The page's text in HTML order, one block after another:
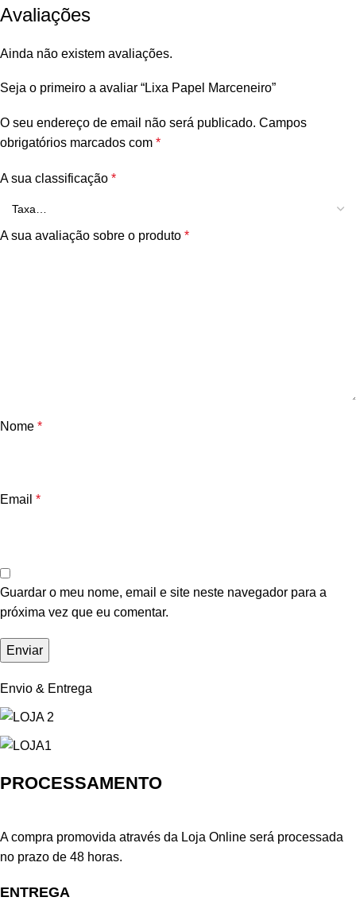
Avaliações
Ainda não existem avaliações.
Seja o primeiro a avaliar “Lixa Papel Marceneiro”
O seu endereço de email não será publicado. Campos
obrigatórios marcados com *
A sua classificação *
A sua avaliação sobre o produto *
Nome *
Email *
Guardar o meu nome, email e site neste navegador para a
próxima vez que eu comentar.
Envio & Entrega
PROCESSAMENTO
A compra promovida através da Loja Online será processada
no prazo de 48 horas.
ENTREGA